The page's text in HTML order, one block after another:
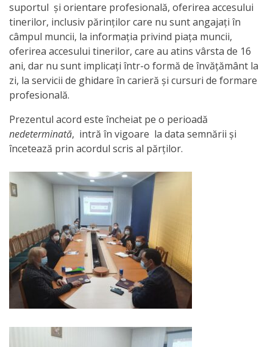
Planuri
de
achiziții
Anticorupție
Știri
și
Acte
regulamente
Legislație
internațională
Legislație
suportul și orientare profesională, oferirea accesului
tinerilor, inclusiv părinților care nu sunt angajați în
câmpul muncii, la informația privind piața muncii,
oferirea accesului tinerilor, care au atins vârsta de 16
ani, dar nu sunt implicați într-o formă de învățământ la
zi, la servicii de ghidare în carieră și cursuri de formare
profesională.
Prezentul acord este încheiat pe o perioadă
nedeterminată, intră în vigoare la data semnării și
încetează prin acordul scris al părților.